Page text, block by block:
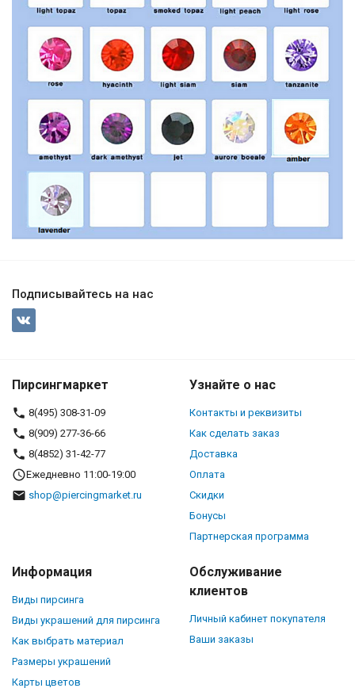
Подписывайтесь на нас
Пирсингмаркет
8(495) 308-31-09
8(909) 277-36-66
8(4852) 31-42-77
Ежедневно 11:00-19:00
shop@piercingmarket.ru
Узнайте о нас
Контакты и реквизиты
Как сделать заказ
Доставка
Оплата
Скидки
Бонусы
Партнерская программа
Информация
Виды пирсинга
Виды украшений для пирсинга
Как выбрать материал
Размеры украшений
Карты цветов
Обслуживание
клиентов
Личный кабинет покупателя
Ваши заказы